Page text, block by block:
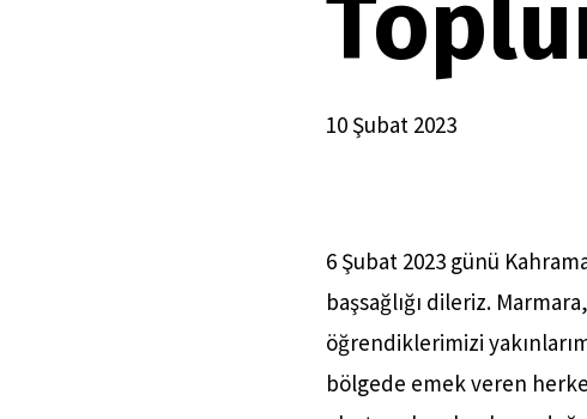
10 Şubat 2023
6 Şubat 2023 günü
başsağlığı dileriz.
öğrendiklerimizi
bölgede emek veren